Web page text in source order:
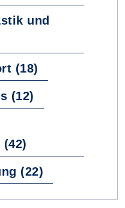
und
(18)
(12)
(22)